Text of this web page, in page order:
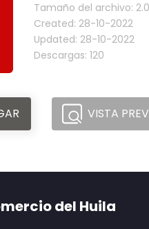
Tamaño del archivo:
Created: 28-10-2022
Updated: 28-10-2022
Descargas: 120
VISTA
del Huila